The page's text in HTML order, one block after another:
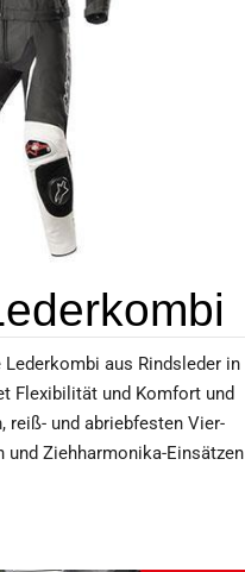
aus Rindsleder in
Flexibilität und Komfort und
reiß- und abriebfesten Vier-
und Ziehharmonika-Einsätzen